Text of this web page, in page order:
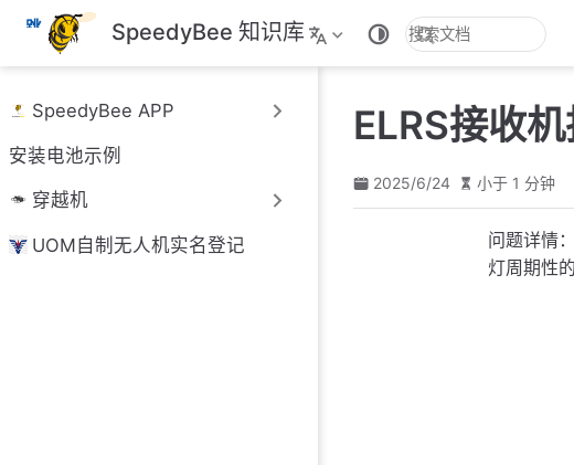
跳
主
內
容
SpeedyBee 知识库
SpeedyBee APP
安装电池示例
穿越机
UOM自制无人机实名登记
ELRS接收
2025/6/24 小于 1 分钟
问题详情
灯周期性